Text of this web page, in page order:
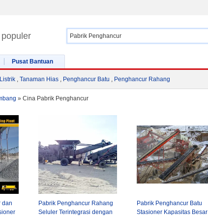
Pusat Bantuan
, Tanaman Hias , Penghancur Batu , Penghancur Rahang
» Cina Pabrik Penghancur
dan
Pabrik Penghancur Rahang
Seluler Terintegrasi dengan
Pabrik Penghancur Batu
Stasioner Kapasitas Besar